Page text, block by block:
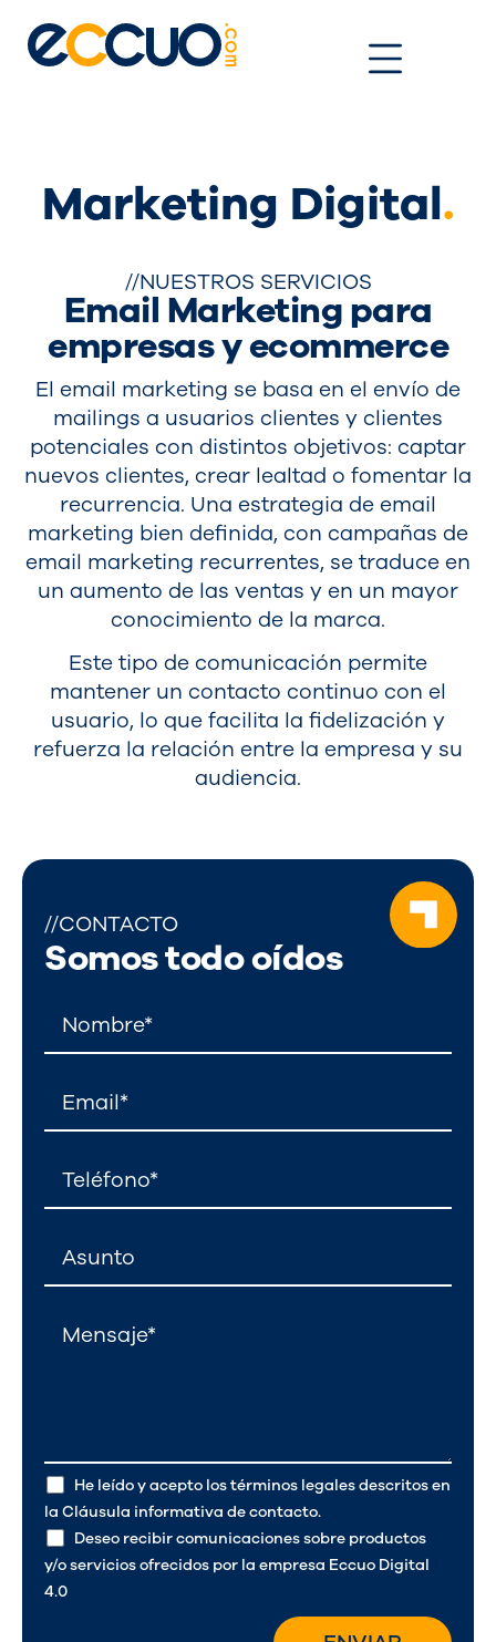
contenido
Marketing Digital.
//NUESTROS SERVICIOS
Email Marketing para
empresas y ecommerce
El email marketing se basa en el envío de
mailings a usuarios clientes y clientes
potenciales con distintos objetivos: captar
nuevos clientes, crear lealtad o fomentar la
recurrencia. Una estrategia de email
marketing bien definida, con campañas de
email marketing recurrentes, se traduce en
un aumento de las ventas y en un mayor
conocimiento de la marca.
Este tipo de comunicación permite
mantener un contacto continuo con el
usuario, lo que facilita la fidelización y
refuerza la relación entre la empresa y su
audiencia.
//CONTACTO
Somos todo oídos
He leído y acepto los términos legales descritos en
la Cláusula informativa de contacto.
Deseo recibir comunicaciones sobre productos
y/o servicios ofrecidos por la empresa Eccuo Digital
4.0